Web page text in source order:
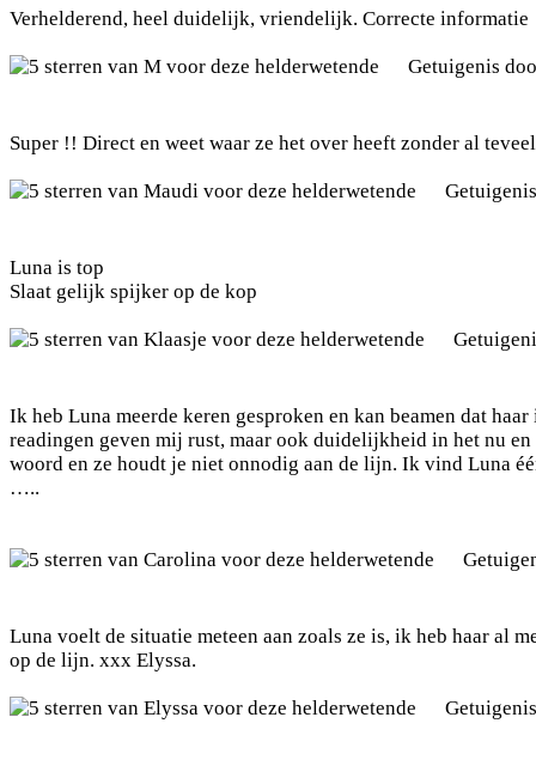
Verhelderend, heel duidelijk, vriendelijk. Correcte informatie
Getuigenis
Super !! Direct en weet waar ze het over heeft zonder al
Luna is top
Slaat gelijk spijker op de kop
Ik heb Luna meerde keren gesproken en kan beamen dat
readingen geven mij rust, maar ook duidelijkheid in het nu
woord en ze houdt je niet onnodig aan de lijn. Ik vind Luna
…..
Luna voelt de situatie meteen aan zoals ze is, ik heb haar al
op de lijn. xxx Elyssa.